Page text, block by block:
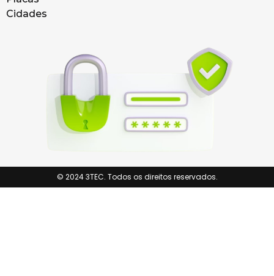
Cidades
© 2024 3TEC. Todos os direitos reservados.